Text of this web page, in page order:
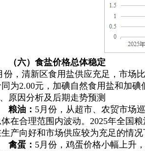
六）食盐价格总体稳定
， 清新区食用盐供应充足，市场
为2.00元，加碘自然食用盐和加
因分析及后期走势预测
油： 5月份 ， 从超市、农贸市场
在合理范围内波动。 2025年全国
产向好和市场供应较为充足的情
蛋： 5月份 ， 鸡蛋价格小幅上升